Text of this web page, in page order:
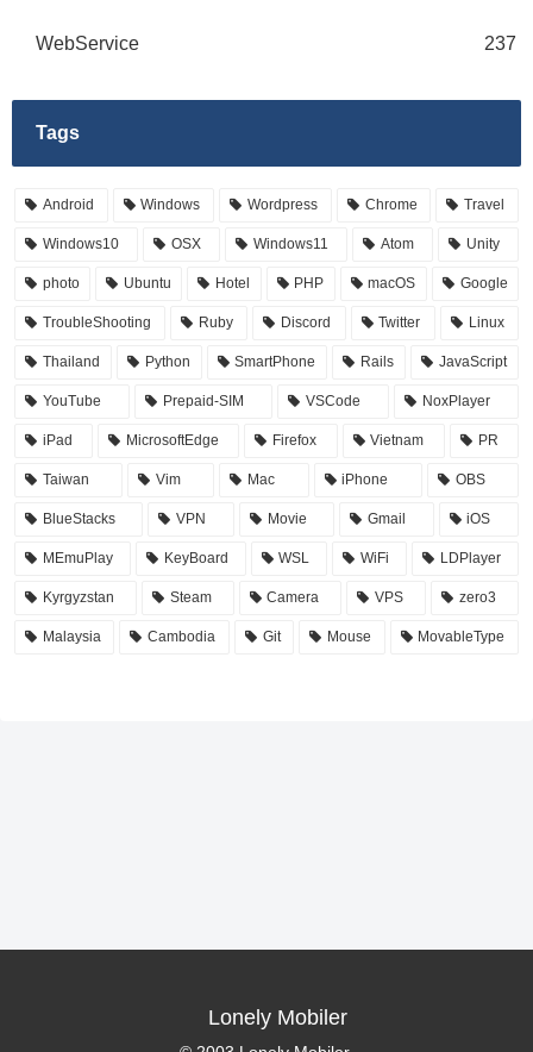
WebService 237
Tags
Android Windows Wordpress Chrome Travel
Windows10 OSX Windows11 Atom Unity
photo Ubuntu Hotel PHP macOS Google
TroubleShooting Ruby Discord Twitter Linux
Thailand Python SmartPhone Rails JavaScript
YouTube Prepaid-SIM VSCode NoxPlayer
iPad MicrosoftEdge Firefox Vietnam PR
Taiwan Vim Mac iPhone OBS
BlueStacks VPN Movie Gmail iOS
MEmuPlay KeyBoard WSL WiFi LDPlayer
Kyrgyzstan Steam Camera VPS zero3
Malaysia Cambodia Git Mouse MovableType
Lonely Mobiler